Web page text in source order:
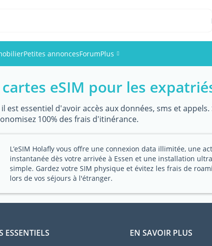
Petites annoncesForumPlus
Événements
Membres
eSIM pour les
est essentiel d'avoir accès aux données, sms et
100% des frais d'itinérance.
L’eSIM Holafly vous offre une connexion data illimitée, une
instantanée dès votre arrivée à Essen et une installation ultra
simple. Gardez votre SIM physique et évitez les frais de
lors de vos séjours à l'étranger.
ESSENTIELS EN SAVOIR PLUS